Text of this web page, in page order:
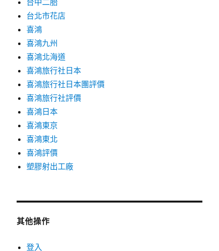
台中二胎
台北市花店
喜鴻
喜鴻九州
喜鴻北海道
喜鴻旅行社日本
喜鴻旅行社日本團評價
喜鴻旅行社評價
喜鴻日本
喜鴻東京
喜鴻東北
喜鴻評價
塑膠射出工廠
其他操作
登入